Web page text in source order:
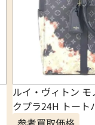
ルイ・ヴィトン
クプラ24H トー